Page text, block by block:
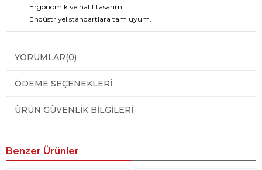
Ergonomik ve hafif tasarım.
Endüstriyel standartlara tam uyum.
YORUMLAR(0)
ÖDEME SEÇENEKLERI
ÜRÜN GÜVENLIK BILGILERI
Benzer Ürünler